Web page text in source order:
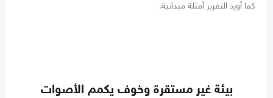
كما أورد التقرير أمثلة ميدانية.
بيئة غير مستقرة وخوف يكمم الأصوات